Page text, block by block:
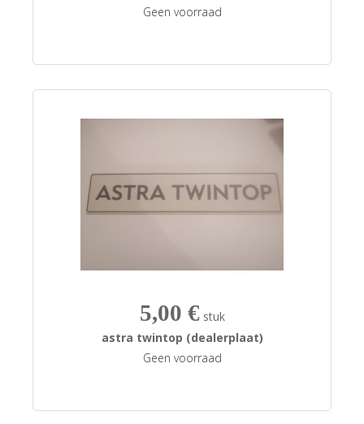
Geen voorraad
5,00 € stuk
astra twintop (dealerplaat)
Geen voorraad